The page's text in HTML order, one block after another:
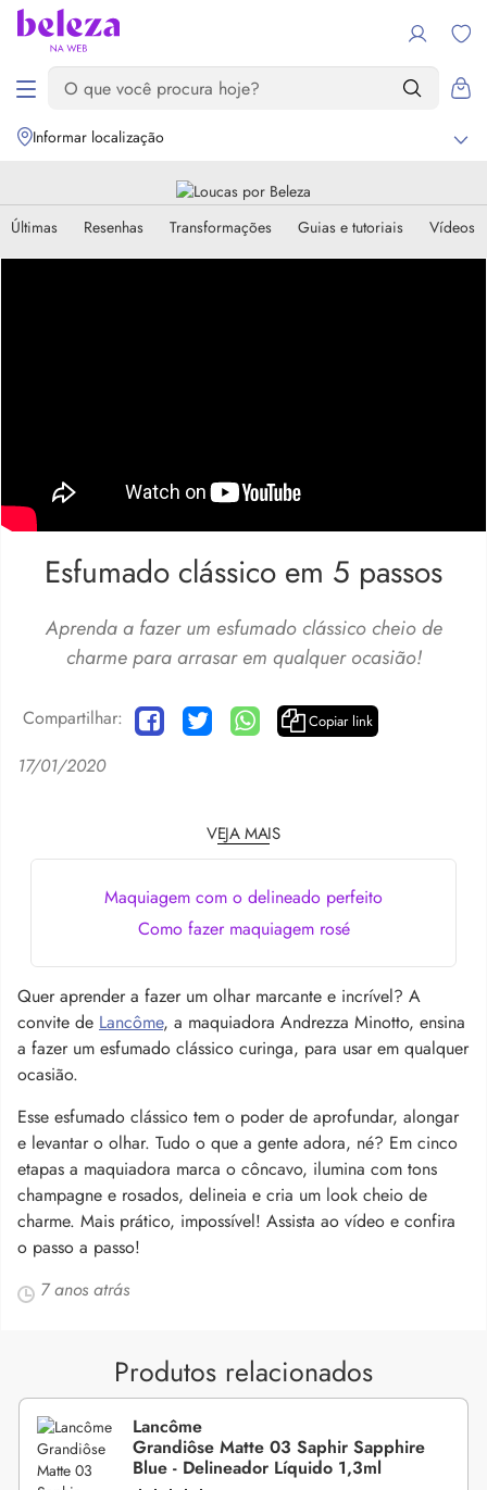
Informar localização
Últimas Resenhas Transformações Guias e tutoriais Vídeos
Esfumado clássico em 5 passos
Aprenda a fazer um esfumado clássico cheio de
charme para arrasar em qualquer ocasião!
Compartilhar: Copiar link
17/01/2020
VEJA MAIS
Maquiagem com o delineado perfeito
Como fazer maquiagem rosé
Quer aprender a fazer um olhar marcante e incrível? A
convite de Lancôme, a maquiadora Andrezza Minotto, ensina
a fazer um esfumado clássico curinga, para usar em qualquer
ocasião.
Esse esfumado clássico tem o poder de aprofundar, alongar
e levantar o olhar. Tudo o que a gente adora, né? Em cinco
etapas a maquiadora marca o côncavo, ilumina com tons
champagne e rosados, delineia e cria um look cheio de
charme. Mais prático, impossível! Assista ao vídeo e confira
o passo a passo!
7 anos atrás
Produtos relacionados
Lancôme
Grandiôse Matte 03 Saphir Sapphire
Blue - Delineador Líquido 1,3ml